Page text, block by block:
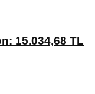
15.034,68 TL